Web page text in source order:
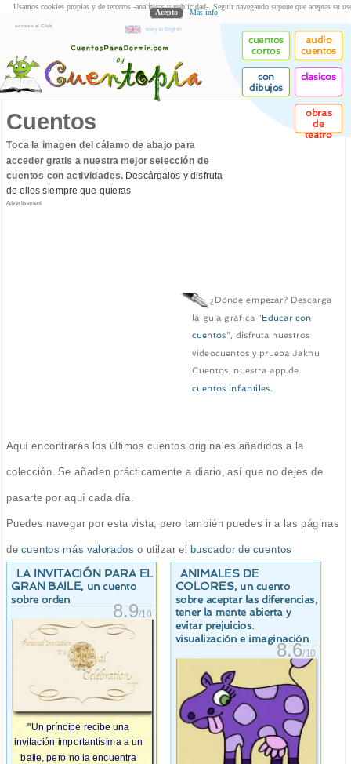
acceso al Club
story in English
cuentos
cortos
audio
cuentos
con
dibujos
clasicos
obras
de
teatro
Cuentos
Toca la imagen del cálamo de abajo para
acceder gratis a nuestra mejor selección de
cuentos con actividades.Descárgalos y disfruta
de ellos siempre que quieras
Advertisement
¿Dónde empezar? Descarga
la guía gráfica "Educar con
cuentos", disfruta nuestros
videocuentos y prueba Jakhu
Cuentos, nuestra app de
cuentos infantiles
Aquí encontrarás los últimos cuentos originales añadidos a la
colección. Se añaden prácticamente a diario, así que no dejes de
pasarte por aquí cada día.
Puedes navegar por esta vista, pero también puedes ir a las páginas
decuentos más valorados o utilzar el buscador de cuentos
LA INVITACIÓN PARA EL
GRAN BAILE, un cuento
sobre orden
8.9/10
"Un príncipe recibe una
invitación importantísima a un
baile, pero no la encuentra
ANIMALES DE
COLORES, un cuento
sobre aceptar las diferencias,
tener la mente abierta y
evitar prejuicios.
visualización e imaginación
8.6/10
Usamos cookies propias y de terceros -analíticas y publicidad-. Seguir navegando supone que aceptas su
Acepto Más info